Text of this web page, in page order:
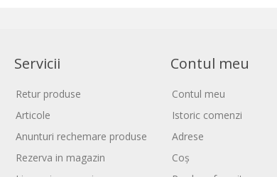
Servicii
Retur produse
Articole
Anunturi rechemare produse
Rezerva in magazin
Contul meu
Contul meu
Istoric comenzi
Adrese
Coș